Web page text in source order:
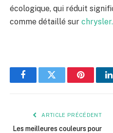
écologique, qui réduit
comme détaillé sur
FacebookTwitter Pinterest
ARTICLE PRÉCÉDENT
Les meilleures couleurs pour